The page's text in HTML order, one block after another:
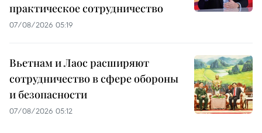
практическое сотрудничество
07/08/2026 05:19
Вьетнам и Лаос расширяют
сотрудничество в сфере обороны
и безопасности
07/08/2026 05:12